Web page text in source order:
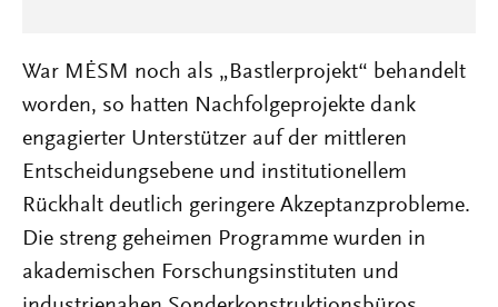
War MĖSM noch als „Bastlerprojekt“ behandelt
worden, so hatten Nachfolgeprojekte dank
engagierter Unterstützer auf der mittleren
Entscheidungsebene und institutionellem
Rückhalt deutlich geringere Akzeptanzprobleme.
Die streng geheimen Programme wurden in
akademischen Forschungsinstituten und